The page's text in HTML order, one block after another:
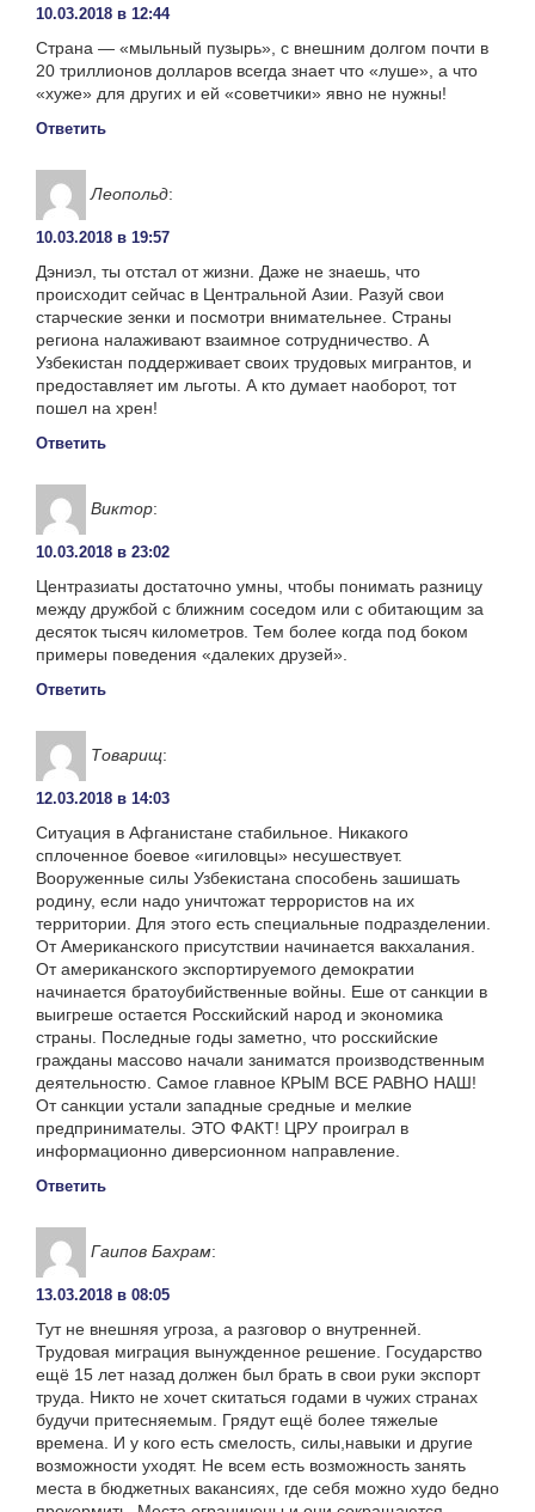
10.03.2018 в 12:44
Страна — «мыльный пузырь», с внешним долгом почти в
20 триллионов долларов всегда знает что «луше», а что
«хуже» для других и ей «советчики» явно не нужны!
Ответить
Леопольд:
10.03.2018 в 19:57
Дэниэл, ты отстал от жизни. Даже не знаешь, что
происходит сейчас в Центральной Азии. Разуй свои
старческие зенки и посмотри внимательнее. Страны
региона налаживают взаимное сотрудничество. А
Узбекистан поддерживает своих трудовых мигрантов, и
предоставляет им льготы. А кто думает наоборот, тот
пошел на хрен!
Ответить
Виктор:
10.03.2018 в 23:02
Центразиаты достаточно умны, чтобы понимать разницу
между дружбой с ближним соседом или с обитающим за
десяток тысяч километров. Тем более когда под боком
примеры поведения «далеких друзей».
Ответить
Товарищ:
12.03.2018 в 14:03
Ситуация в Афганистане стабильное. Никакого
сплоченное боевое «игиловцы» несушествует.
Вооруженные силы Узбекистана способень зашишать
родину, если надо уничтожат террористов на их
территории. Для этого есть специальные подразделении.
От Американского присутствии начинается вакхалания.
От американского экспортируемого демократии
начинается братоубийственные войны. Еше от санкции в
выигреше остается Росскийский народ и экономика
страны. Последные годы заметно, что росскийские
гражданы массово начали заниматся производственным
деятельностю. Самое главное КРЫМ ВСЕ РАВНО НАШ!
От санкции устали западные средные и мелкие
предпринимателы. ЭТО ФАКТ! ЦРУ проиграл в
информационно диверсионном направление.
Ответить
Гаипов Бахрам:
13.03.2018 в 08:05
Тут не внешняя угроза, а разговор о внутренней.
Трудовая миграция вынужденное решение. Государство
ещё 15 лет назад должен был брать в свои руки экспорт
труда. Никто не хочет скитаться годами в чужих странах
будучи притесняемым. Грядут ещё более тяжелые
времена. И у кого есть смелость, силы,навыки и другие
возможности уходят. Не всем есть возможность занять
места в бюджетных вакансиях, где себя можно худо бедно